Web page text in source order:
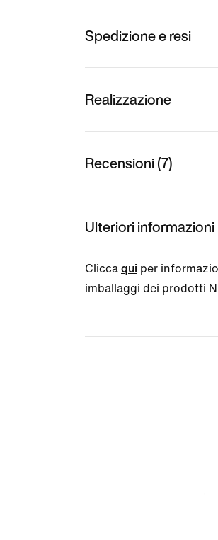
Spedizione e resi
Realizzazione
Recensioni (7)
Ulteriori informazioni
Clicca qui per
imballaggi dei prodotti